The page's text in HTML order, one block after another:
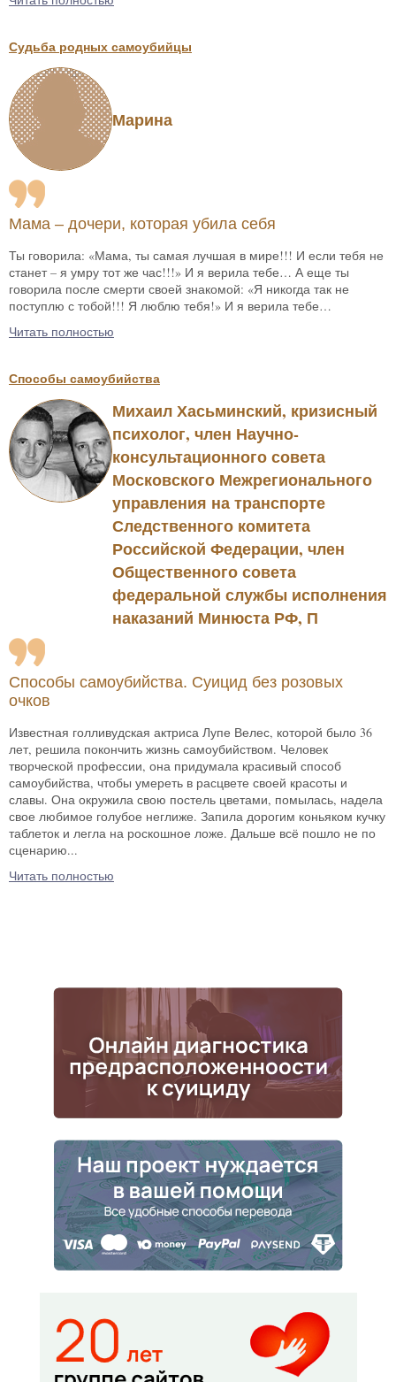
Судьба родных самоубийцы
Марина
Мама – дочери, которая убила себя
Ты говорила: «Мама, ты самая лучшая в мире!!! И если тебя не
станет – я умру тот же час!!!» И я верила тебе… А еще ты
говорила после смерти своей знакомой: «Я никогда так не
поступлю с тобой!!! Я люблю тебя!» И я верила тебе…
Читать полностью
Способы самоубийства
Михаил Хасьминский, кризисный
психолог, член Научно-
консультационного совета
Московского Межрегионального
управления на транспорте
Следственного комитета
Российской Федерации, член
Общественного совета
федеральной службы исполнения
наказаний Минюста РФ, П
Способы самоубийства. Суицид без розовых
очков
Известная голливудская актриса Лупе Велес, которой было 36
лет, решила покончить жизнь самоубийством. Человек
творческой профессии, она придумала красивый способ
самоубийства, чтобы умереть в расцвете своей красоты и
славы. Она окружила свою постель цветами, помылась, надела
свое любимое голубое неглиже. Запила дорогим коньяком кучку
таблеток и легла на роскошное ложе. Дальше всё пошло не по
сценарию...
Читать полностью